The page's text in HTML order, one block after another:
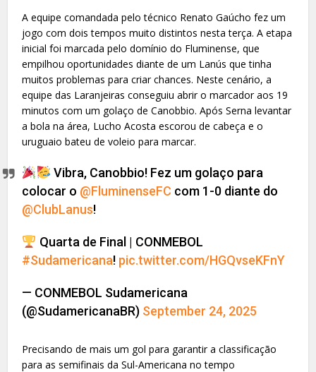
A equipe comandada pelo técnico Renato Gaúcho fez um
jogo com dois tempos muito distintos nesta terça. A etapa
inicial foi marcada pelo domínio do Fluminense, que
empilhou oportunidades diante de um Lanús que tinha
muitos problemas para criar chances. Neste cenário, a
equipe das Laranjeiras conseguiu abrir o marcador aos 19
minutos com um golaço de Canobbio. Após Serna levantar
a bola na área, Lucho Acosta escorou de cabeça e o
uruguaio bateu de voleio para marcar.
Vibra, Canobbio! Fez um golaço para
colocar o @FluminenseFC com 1-0 diante do
@ClubLanus!
Quarta de Final | CONMEBOL
#Sudamericana! pic.twitter.com/HGQvseKFnY
— CONMEBOL Sudamericana
(@SudamericanaBR) September 24, 2025
Precisando de mais um gol para garantir a classificação
para as semifinais da Sul-Americana no tempo